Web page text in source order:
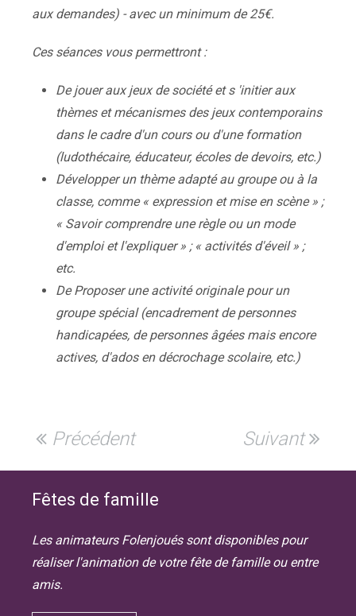
aux demandes) - avec un minimum de 25€.
Ces séances vous permettront :
De jouer aux jeux de société et s 'initier aux
thèmes et mécanismes des jeux contemporains
dans le cadre d'un cours ou d'une formation
(ludothécaire, éducateur, écoles de devoirs, etc.)
Développer un thème adapté au groupe ou à la
classe, comme « expression et mise en scène » ;
« Savoir comprendre une règle ou un mode
d'emploi et l'expliquer » ; « activités d'éveil » ;
etc.
De Proposer une activité originale pour un
groupe spécial (encadrement de personnes
handicapées, de personnes âgées mais encore
actives, d'ados en décrochage scolaire, etc.)
Précédent Suivant
Fêtes de famille
Les animateurs Folenjoués sont disponibles pour
réaliser l'animation de votre fête de famille ou entre
amis.